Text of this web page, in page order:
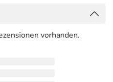
vorhanden.